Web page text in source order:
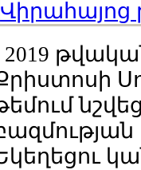
2019